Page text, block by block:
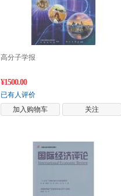
高分子学报
¥1500.00
已有人评价
加入购物车
关注